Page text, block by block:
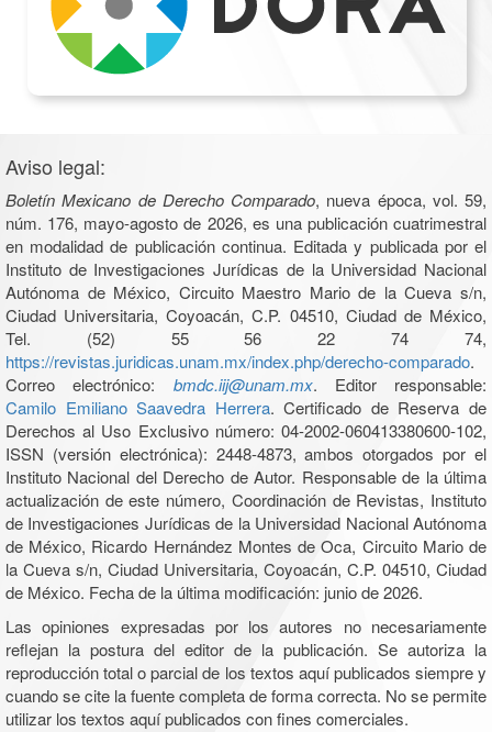
Aviso legal:
Boletín Mexicano de Derecho Comparado, nueva época, vol. 59,
núm. 176, mayo-agosto de 2026, es una publicación cuatrimestral
en modalidad de publicación continua. Editada y publicada por el
Instituto de Investigaciones Jurídicas de la Universidad Nacional
Autónoma de México, Circuito Maestro Mario de la Cueva s/n,
Ciudad Universitaria, Coyoacán, C.P. 04510, Ciudad de México,
Tel. (52) 55 56 22 74 74,
https://revistas.juridicas.unam.mx/index.php/derecho-comparado.
Correo electrónico: bmdc.iij@unam.mx. Editor responsable:
Camilo Emiliano Saavedra Herrera. Certificado de Reserva de
Derechos al Uso Exclusivo número: 04-2002-060413380600-102,
ISSN (versión electrónica): 2448-4873, ambos otorgados por el
Instituto Nacional del Derecho de Autor. Responsable de la última
actualización de este número, Coordinación de Revistas, Instituto
de Investigaciones Jurídicas de la Universidad Nacional Autónoma
de México, Ricardo Hernández Montes de Oca, Circuito Mario de
la Cueva s/n, Ciudad Universitaria, Coyoacán, C.P. 04510, Ciudad
de México. Fecha de la última modificación: junio de 2026.
Las opiniones expresadas por los autores no necesariamente
reflejan la postura del editor de la publicación. Se autoriza la
reproducción total o parcial de los textos aquí publicados siempre y
cuando se cite la fuente completa de forma correcta. No se permite
utilizar los textos aquí publicados con fines comerciales.